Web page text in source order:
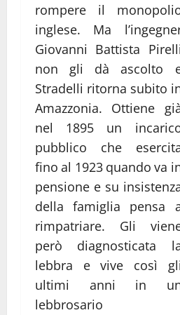
rompere il
inglese. Ma
Giovanni Battista Pirelli
non gli dà ascolto
Stradelli ritorna subito
Amazzonia. Ottiene
nel 1895 un
pubblico che
fino al 1923 quando va
pensione e su
della famiglia pensa
rimpatriare. Gli
però diagnosticata
lebbra e vive così gli
ultimi anni in
lebbrosario